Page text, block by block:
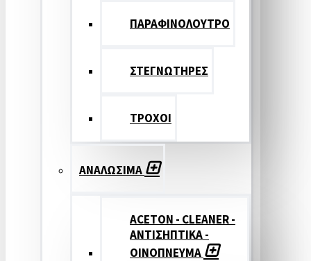
ΠΑΡΑΦΙΝΟΛΟΥΤΡΟ
ΣΤΕΓΝΩΤΗΡΕΣ
ΤΡΟΧΟΙ
ΑΝΑΛΩΣΙΜΑ
ACETON - CLEANER -
ΑΝΤΙΣΗΠΤΙΚΑ -
ΟΙΝΟΠΝΕΥΜΑ